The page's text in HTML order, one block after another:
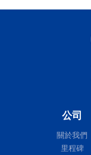
公司
關於我們
里程碑